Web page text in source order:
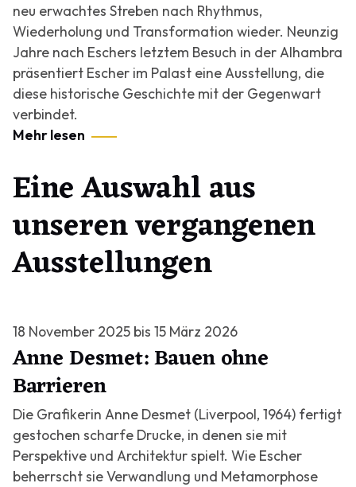
neu erwachtes Streben nach Rhythmus,
Wiederholung und Transformation wieder. Neunzig
Jahre nach Eschers letztem Besuch in der Alhambra
präsentiert Escher im Palast eine Ausstellung, die
diese historische Geschichte mit der Gegenwart
verbindet.
Mehr lesen
Eine Auswahl aus
unseren vergangenen
Ausstellungen
18 November 2025 bis 15 März 2026
Anne Desmet: Bauen ohne
Barrieren
Die Grafikerin Anne Desmet (Liverpool, 1964) fertigt
gestochen scharfe Drucke, in denen sie mit
Perspektive und Architektur spielt. Wie Escher
beherrscht sie Verwandlung und Metamorphose